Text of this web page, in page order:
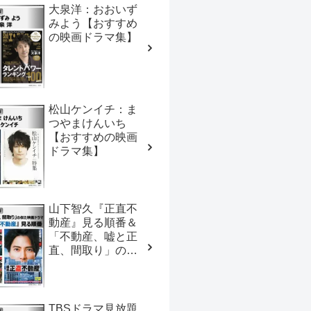
大泉洋：おおいず
みよう【おすすめ
の映画ドラマ集】
松山ケンイチ：ま
つやまけんいち
【おすすめの映画
ドラマ集】
山下智久『正直不
動産』見る順番＆
「不動産、嘘と正
直、間取り」の似
TBSドラマ見放題